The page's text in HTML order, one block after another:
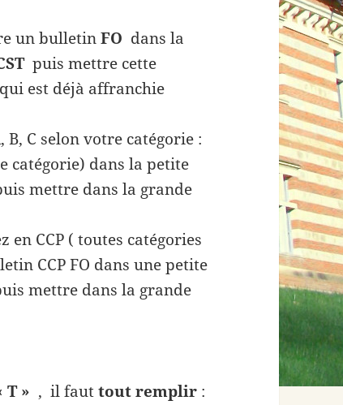
un bulletinFO dans la
puis mettre cette
est déjà affranchie
B, C selon votre catégorie :
catégorie) dans la petite
mettre dans la grande
en CCP ( toutes catégories
CCP FO dans une petite
mettre dans la grande
T » , il fauttout remplir :